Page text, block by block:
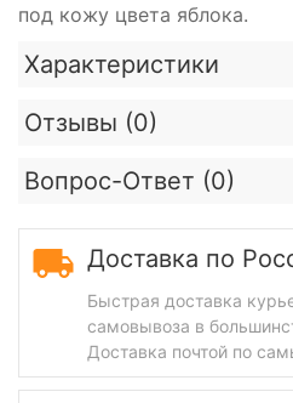
под кожу цвета яблока.
Характеристики
Отзывы (0)
Вопрос-Ответ (0)
Доставка по
Быстрая доставка
самовывоза в
Доставка почтой по